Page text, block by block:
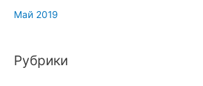
Май 2019
Рубрики